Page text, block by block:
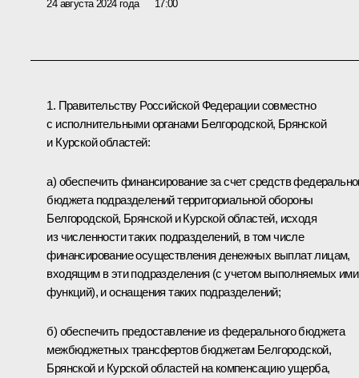
24 августа 2024 года 17:00
1. Правительству Российской Федерации совместно
с исполнительными органами Белгородской, Брянской
и Курской областей:
а) обеспечить финансирование за счет средств
бюджета подразделений территориальной обороны
Белгородской, Брянской и Курской областей, исходя
из численности таких подразделений, в том числе
финансирование осуществления денежных выплат лицам,
входящим в эти подразделения (с учетом выполняемых ими
функций), и оснащения таких подразделений;
б) обеспечить предоставление из федерального бюджета
межбюджетных трансфертов бюджетам Белгородской,
Брянской и Курской областей на компенсацию ущерба,